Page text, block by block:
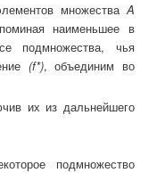
множестваA
наименьшее в
подмножества, чья
(f*), объединим во
их из дальнейшего
подмножество